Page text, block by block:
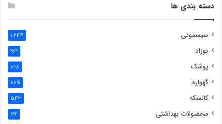
دسته بندی ها
سیسمونی 1,244
نوزاد 961
پوشک 818
گهواره 665
کالسکه 543
محصولات بهداشتی 36